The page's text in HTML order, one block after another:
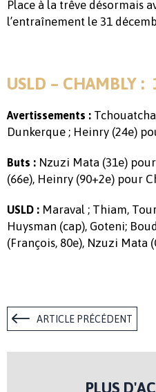
Place à la trêve désormais
l’entraînement le 31
USLD – CHAMBLY :
Avertissements :
Dunkerque ; Heinry (24e)
Buts : Nzuzi Mata (31e)
(66e), Heinry (90+2e) pour
USLD : Maraval ; Thiam,
Huysman (cap), Goteni;
(François, 80e), Nzuzi Mata
ARTICLE PRÉCÉDENT
PLUS